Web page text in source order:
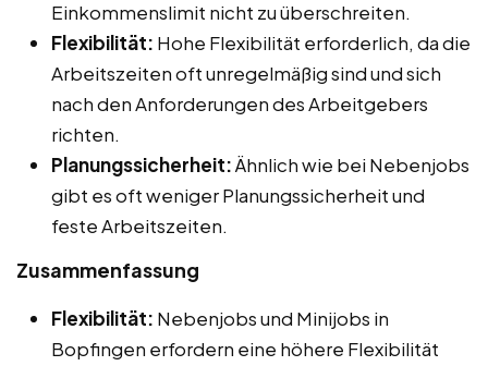
Einkommenslimit nicht zu überschreiten.
Flexibilität: Hohe Flexibilität erforderlich, da die
Arbeitszeiten oft unregelmäßig sind und sich
nach den Anforderungen des Arbeitgebers
richten.
Planungssicherheit:Ähnlich wie bei Nebenjobs
gibt es oft weniger Planungssicherheit und
feste Arbeitszeiten.
Zusammenfassung
Flexibilität: Nebenjobs und Minijobs in
Bopfingen erfordern eine höhere Flexibilität